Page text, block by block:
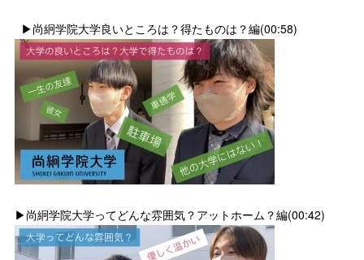
▶尚絅学院大学良いところは？得たものは？編(00:58)
▶尚絅学院大学ってどんな雰囲気？アットホーム？編(00:42)